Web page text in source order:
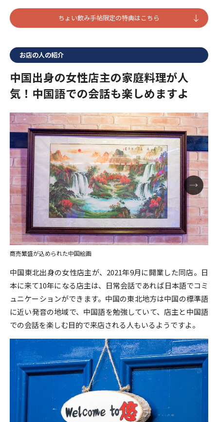
ちょい飲み手帖限定の特典はこちら
お店の人の紹介
中国出身の女性店主の家庭料理が人
気！中国語での会話も楽しめますよ
商売繁盛が込められた中国絵画
中国東北出身の女性店主が、2021年9月に開業した同店。日
本に来て10年になる店主は、日常会話であれば日本語でコミ
ュニケーションができます。中国の東北地方は中国の標準語
に近い発音の地域で、中国語を勉強していて、店主と中国語
での会話を楽しむ目的で来店される人もいるようですよ。